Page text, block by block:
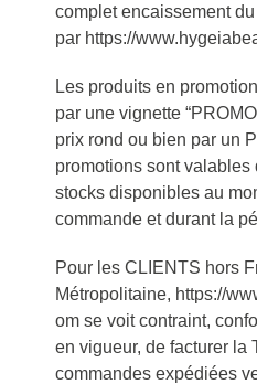
complet encaissement
par https://
Les produits en
par une vignette
prix rond ou bien par un
promotions sont valables
stocks disponibles au
commande et durant la
Pour les CLIENTS hors
Métropolitaine, https://
om se voit contraint,
en vigueur, de facturer la
commandes expédiées